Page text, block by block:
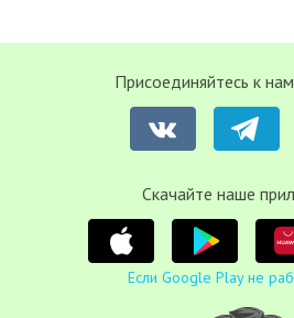
Присоединяйтесь к
Cкачайте наше
Если Google Play не